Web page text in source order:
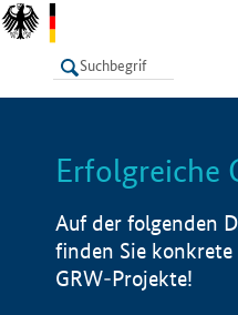
LISTE
Erfolgreiche
Auf der folgenden
finden Sie
GRW-Projekte!